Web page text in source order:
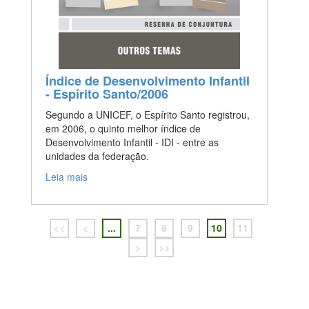
Índice de Desenvolvimento Infantil
- Espírito Santo/2006
Segundo a UNICEF, o Espírito Santo registrou,
em 2006, o quinto melhor índice de
Desenvolvimento Infantil - IDI - entre as
unidades da federação.
Leia mais
<< < ... 7 8 9 10
11
>
>>